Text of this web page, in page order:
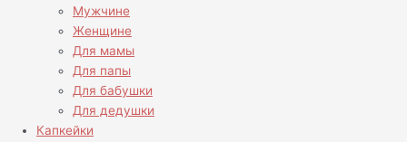
Мужчине
Женщине
Для мамы
Для папы
Для бабушки
Для дедушки
Капкейки